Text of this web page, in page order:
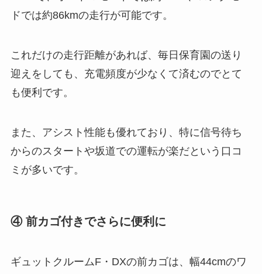
ドでは約86kmの走行が可能です。
これだけの走行距離があれば、毎日保育園の送り
迎えをしても、充電頻度が少なくて済むのでとて
も便利です。
また、アシスト性能も優れており、特に信号待ち
からのスタートや坂道での運転が楽だという口コ
ミが多いです​​。
④ 前カゴ付きでさらに便利に
ギュットクルームF・DXの前カゴは、幅44cmのワ